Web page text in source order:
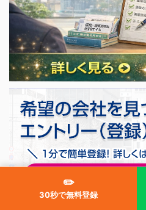
✏️
30秒で無料登録